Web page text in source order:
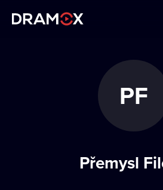
PF
Přemysl